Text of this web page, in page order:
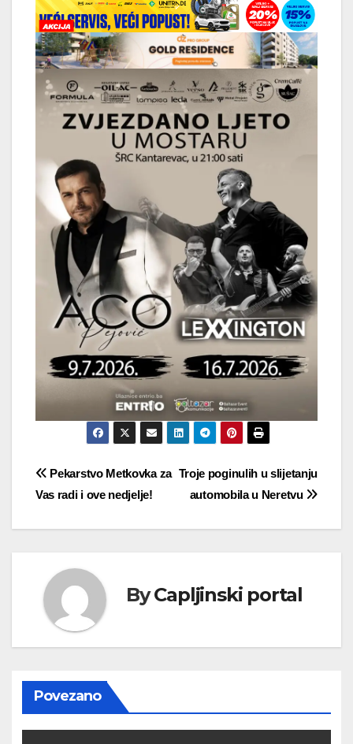
Navigacija
Troje poginulih u slijetanju
automobila u Neretvu
Pekarstvo Metkovka za
Vas radi i ove nedjelje!
ByCapljinski portal
Povezano